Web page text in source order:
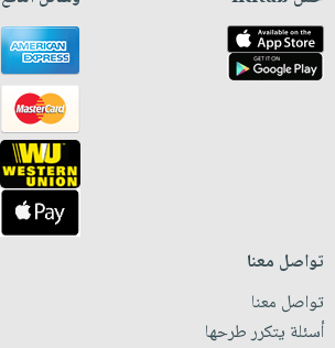
تواصل معنا
تواصل معنا
أسئلة يتكرر طرحها